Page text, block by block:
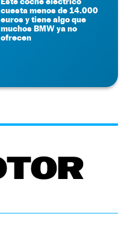
cuesta menos de 14.000
euros y tiene algo que
muchos BMW ya no
ofrecen